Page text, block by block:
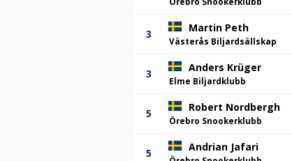
3 Martin Peth
Västerås Biljardsällskap
3 Anders Krüger
Elme Biljardklubb
5 Robert Nordbergh
Örebro Snookerklubb
5 Andrian Jafari